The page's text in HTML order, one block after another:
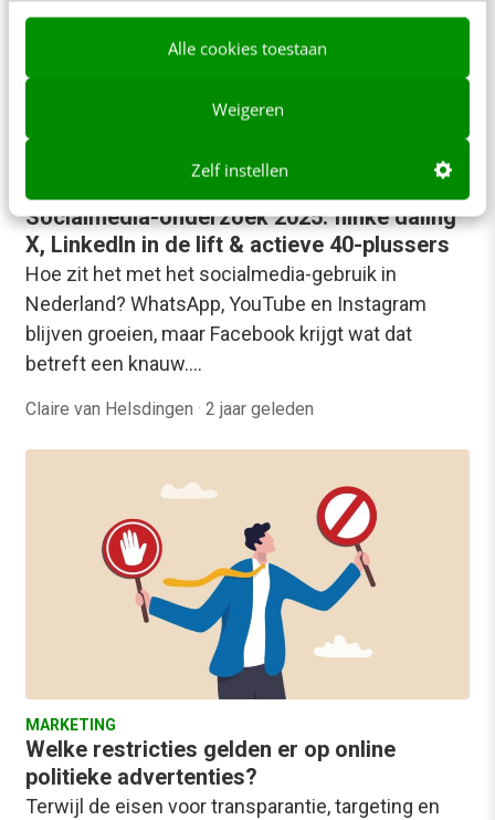
Alle cookies toestaan
Weigeren
Zelf instellen
SOCIAL
Socialmedia-onderzoek 2025: flinke daling
X, LinkedIn in de lift & actieve 40-plussers
Hoe zit het met het socialmedia-gebruik in
Nederland? WhatsApp, YouTube en Instagram
blijven groeien, maar Facebook krijgt wat dat
betreft een knauw.…
Claire van Helsdingen · 2 jaar geleden
MARKETING
Welke restricties gelden er op online
politieke advertenties?
Terwijl de eisen voor transparantie, targeting en